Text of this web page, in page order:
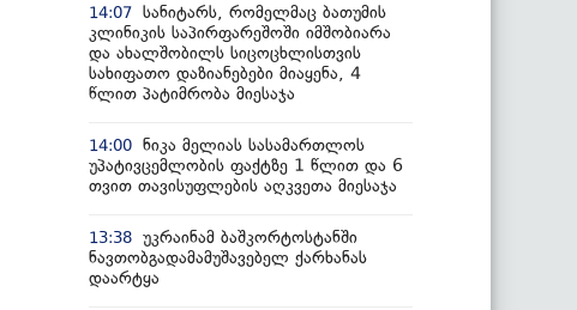
14:07 სანიტარს, რომელმაც ბათუმის
კლინიკის საპირფარეშოში იმშობიარა
და ახალშობილს სიცოცხლისთვის
სახიფათო დაზიანებები მიაყენა, 4
წლით პატიმრობა მიესაჯა
14:00 ნიკა მელიას სასამართლოს
უპატივცემლობის ფაქტზე 1 წლით და 6
თვით თავისუფლების აღკვეთა მიესაჯა
13:38 უკრაინამ ბაშკორტოსტანში
ნავთობგადამამუშავებელ ქარხანას
დაარტყა